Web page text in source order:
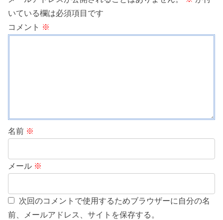
いている欄は必須項目です
コメント ※
名前 ※
メール ※
次回のコメントで使用するためブラウザーに自分の名
前、メールアドレス、サイトを保存する。